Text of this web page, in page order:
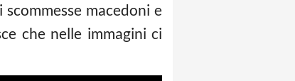
macedoni e
che nelle immagini ci